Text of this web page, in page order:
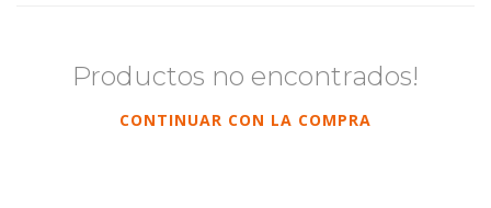
Productos no encontrados!
CONTINUAR CON LA COMPRA